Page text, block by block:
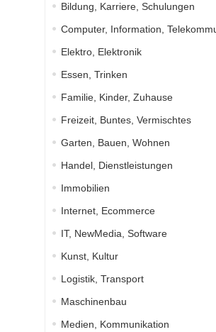
Bildung, Karriere, Schulungen
Computer, Information,
Elektro, Elektronik
Essen, Trinken
Familie, Kinder, Zuhause
Freizeit, Buntes, Vermischtes
Garten, Bauen, Wohnen
Handel, Dienstleistungen
Immobilien
Internet, Ecommerce
IT, NewMedia, Software
Kunst, Kultur
Logistik, Transport
Maschinenbau
Medien, Kommunikation